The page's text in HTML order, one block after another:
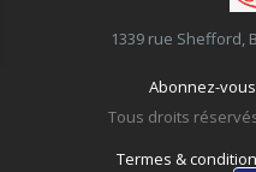
1339 rue Shefford,
Abonnez-
Tous droits
Termes &